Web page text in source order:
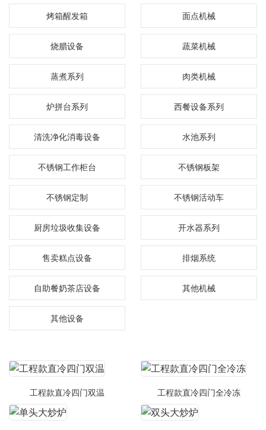
烤箱醒发箱 面点机械
烧腊设备 蔬菜机械
蒸煮系列 肉类机械
炉拼台系列 西餐设备系列
清洗净化消毒设备 水池系列
不锈钢工作柜台 不锈钢板架
不锈钢定制 不锈钢活动车
厨房垃圾收集设备 开水器系列
售卖糕点设备 排烟系统
自助餐奶茶店设备 其他机械
其他设备
工程款直冷四门双温 工程款直冷四门全冷冻